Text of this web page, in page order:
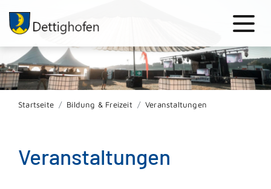
Startseite Bildung & Freizeit Veranstaltungen
Veranstaltungen